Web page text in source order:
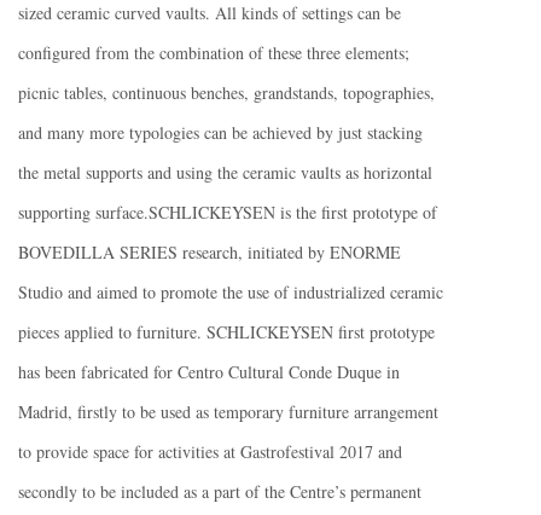
sized ceramic curved vaults. All kinds of settings can be
configured from the combination of these three elements;
picnic tables, continuous benches, grandstands, topographies,
and many more typologies can be achieved by just stacking
the metal supports and using the ceramic vaults as horizontal
supporting surface.SCHLICKEYSEN is the first prototype of
BOVEDILLA SERIES research, initiated by ENORME
Studio and aimed to promote the use of industrialized ceramic
pieces applied to furniture. SCHLICKEYSEN first prototype
has been fabricated for Centro Cultural Conde Duque in
Madrid, firstly to be used as temporary furniture arrangement
to provide space for activities at Gastrofestival 2017 and
secondly to be included as a part of the Centre’s permanent